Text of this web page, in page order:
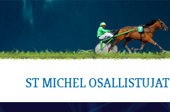
ST MICHEL OSALLISTUJAT